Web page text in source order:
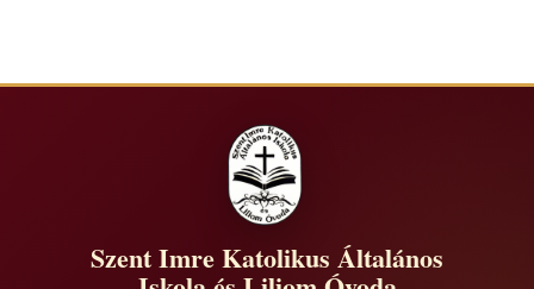
Szent Imre Katolikus Általános